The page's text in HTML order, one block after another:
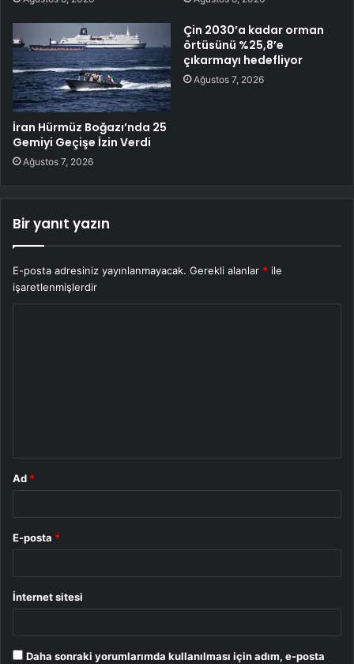
İran Hürmüz Boğazı’nda 25
Gemiyi Geçişe İzin Verdi
Ağustos 7, 2026
Çin 2030’a kadar orman
örtüsünü %25,8’e
çıkarmayı hedefliyor
Ağustos 7, 2026
Bir yanıt yazın
E-posta adresiniz yayınlanmayacak. Gerekli alanlar * ile
işaretlenmişlerdir
Ad *
E-posta *
İnternet sitesi
Daha sonraki yorumlarımda kullanılması için adım, e-posta